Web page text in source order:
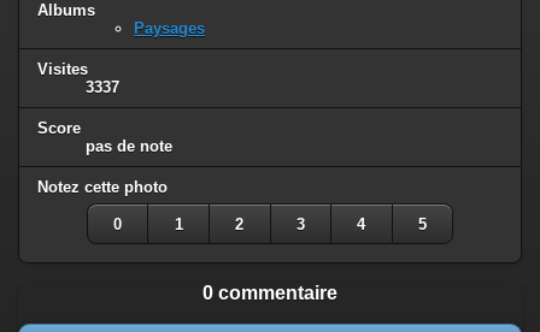
Albums
Paysages
Visites
3337
Score
pas de note
Notez cette photo
0 1 2 3 4 5
0 commentaire